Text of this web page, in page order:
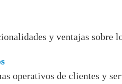
y ventajas sobre
operativos de clientes y